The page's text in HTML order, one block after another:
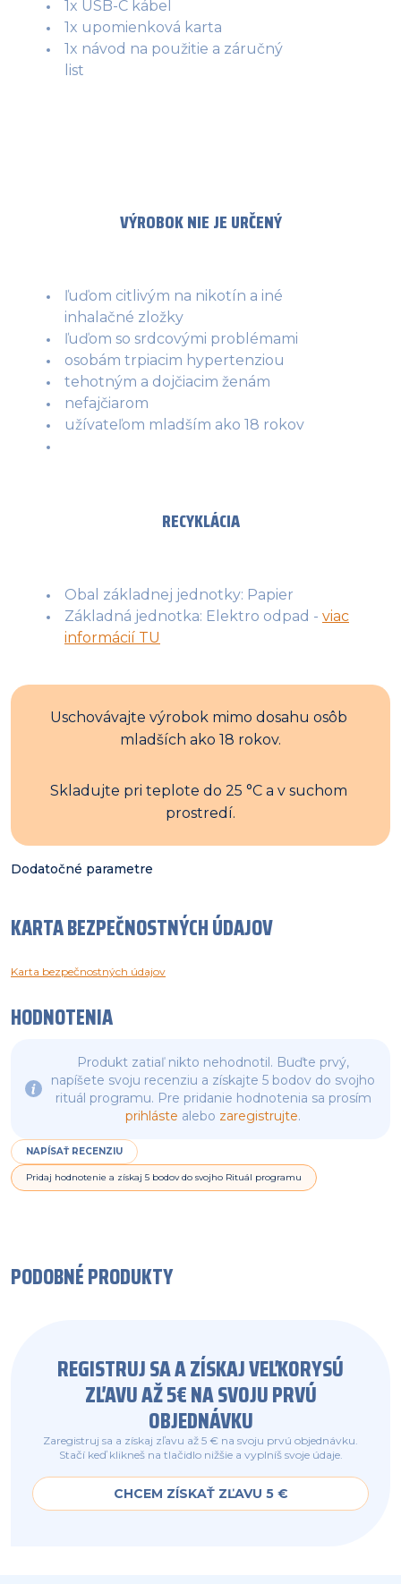
1x USB-C kábel
1x upomienková karta
1x návod na použitie a záručný
list
VÝROBOK NIE JE URČENÝ
ľuďom citlivým na nikotín a iné
inhalačné zložky
ľuďom so srdcovými problémami
osobám trpiacim hypertenziou
tehotným a dojčiacim ženám
nefajčiarom
užívateľom mladším ako 18 rokov
RECYKLÁCIA
Obal základnej jednotky: Papier
Základná jednotka: Elektro odpad - viac
informácií TU
Uschovávajte výrobok mimo dosahu osôb
mladších ako 18 rokov.
Skladujte pri teplote do 25 °C a v suchom
prostredí.
Dodatočné parametre
KARTA BEZPEČNOSTNÝCH ÚDAJOV
Karta bezpečnostných údajov
HODNOTENIA
Produkt zatiaľ nikto nehodnotil. Buďte prvý,
napíšete svoju recenziu a získajte 5 bodov do svojho
rituál programu. Pre pridanie hodnotenia sa prosím
prihláste alebo zaregistrujte.
NAPÍSAŤ RECENZIU
Pridaj hodnotenie a získaj 5 bodov do svojho Rituál programu
PODOBNÉ PRODUKTY
REGISTRUJ SA A ZÍSKAJ VEĽKORYSÚ
ZĽAVU AŽ 5€ NA SVOJU PRVÚ
OBJEDNÁVKU
Zaregistruj sa a získaj zľavu až 5 € na svoju prvú objednávku.
Stačí keď klikneš na tlačidlo nižšie a vyplníš svoje údaje.
CHCEM ZÍSKAŤ ZĽAVU 5 €